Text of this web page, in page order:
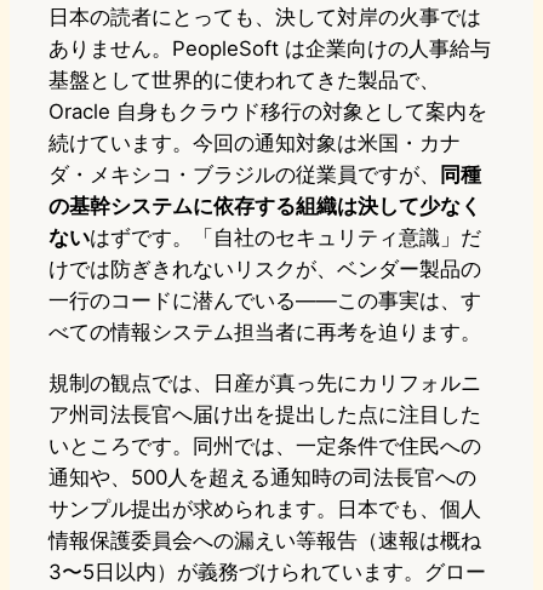
日本の読者にとっても、決して対岸の火事では
ありません。PeopleSoft は企業向けの人事給与
基盤として世界的に使われてきた製品で、
Oracle 自身もクラウド移行の対象として案内を
続けています。今回の通知対象は米国・カナ
ダ・メキシコ・ブラジルの従業員ですが、
同種
の基幹システムに依存する組織は決して少なく
ないはずです。「自社のセキュリティ意識」だ
けでは防ぎきれないリスクが、ベンダー製品の
一行のコードに潜んでいる——この事実は、す
べての情報システム担当者に再考を迫ります。
規制の観点では、日産が真っ先にカリフォルニ
ア州司法長官へ届け出を提出した点に注目した
いところです。同州では、一定条件で住民への
通知や、500人を超える通知時の司法長官への
サンプル提出が求められます。日本でも、個人
情報保護委員会への漏えい等報告（速報は概ね
3〜5日以内）が義務づけられています。グロー